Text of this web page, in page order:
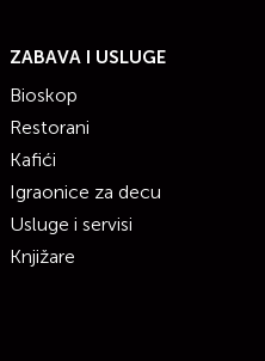
ZABAVA I USLUGE
Bioskop
Restorani
Kafići
Igraonice za decu
Usluge i servisi
Knjižare